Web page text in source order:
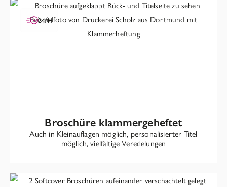
24/H
Broschüre klammergeheftet
Auch in Kleinauflagen möglich, personalisierter Titel
möglich, vielfältige Veredelungen